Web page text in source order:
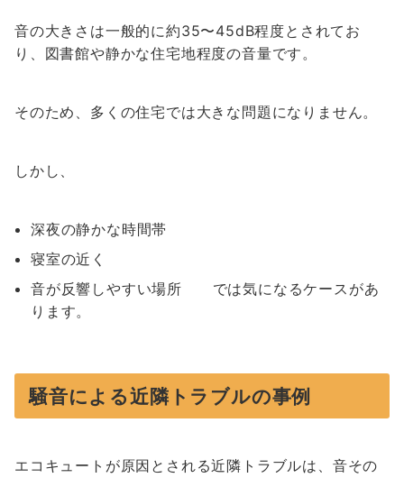
音の大きさは一般的に約35〜45dB程度とされてお
り、図書館や静かな住宅地程度の音量です。
そのため、多くの住宅では大きな問題になりません。
しかし、
深夜の静かな時間帯
寝室の近く
音が反響しやすい場所 では気になるケースがあ
ります。
騒音による近隣トラブルの事例
エコキュートが原因とされる近隣トラブルは、音その